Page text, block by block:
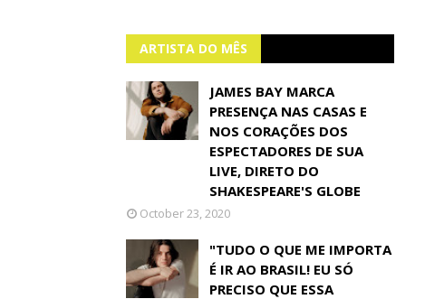
ARTISTA DO MÊS
JAMES BAY MARCA
PRESENÇA NAS CASAS E
NOS CORAÇÕES DOS
ESPECTADORES DE SUA
LIVE, DIRETO DO
SHAKESPEARE'S GLOBE
October 23, 2020
"TUDO O QUE ME IMPORTA
É IR AO BRASIL! EU SÓ
PRECISO QUE ESSA